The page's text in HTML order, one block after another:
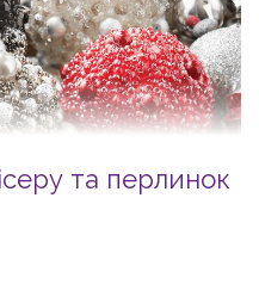
та перлинок